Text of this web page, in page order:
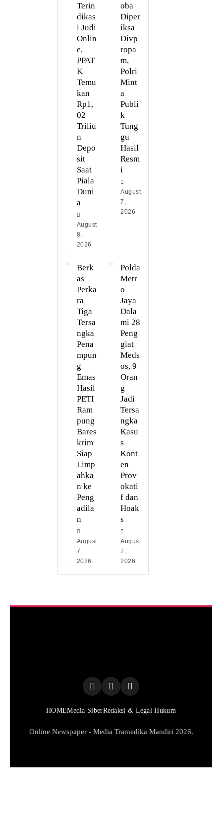
Terin
dikas
i Judi
Onlin
e,
PPAT
K
Temu
kan
Rp1,
02
Triliu
n
Depo
sit
Saat
Piala
Duni
a
August
8,
2026
oba
Diper
iksa
Divp
ropa
m,
Polri
Mint
a
Publi
k
Tung
gu
Hasil
Resm
i
August
7,
2026
Berk
as
Perka
ra
Tiga
Tersa
ngka
Pena
mpun
g
Emas
Hasil
PETI
Ram
pung
Bares
krim
Siap
Limp
ahka
n ke
Peng
adila
n
August
7,
2026
Polda
Metr
o
Jaya
Dala
mi 28
Peng
giat
Meds
os, 9
Oran
g
Jadi
Tersa
ngka
Kasu
s
Kont
en
Prov
okati
f dan
Hoak
s
August
7,
2026
HOMEMedia SiberRedaksi & Legal Hukum
Online Newspaper - Media Tramedika Mandiri 2026.